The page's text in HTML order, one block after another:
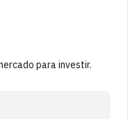
para investir.